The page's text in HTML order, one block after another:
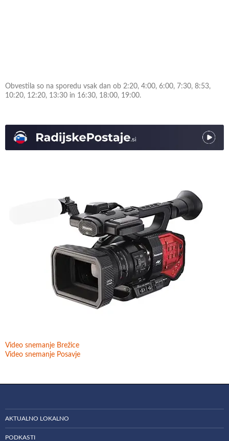
Obvestila so na sporedu vsak dan ob 2:20, 4:00, 6:00, 7:30, 8:53,
10:20, 12:20, 13:30 in 16:30, 18:00, 19:00.
Video snemanje Brežice
Video snemanje Posavje
AKTUALNO LOKALNO
PODKASTI